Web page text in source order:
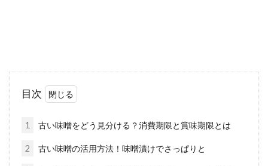
目次
1 古い味噌をどう見分ける？消費期限と賞味期限とは
2 古い味噌の活用方法！味噌漬けでさっぱりと